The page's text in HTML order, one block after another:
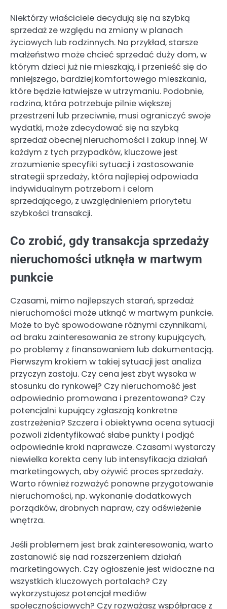
Niektórzy właściciele decydują się na szybką
sprzedaż ze względu na zmiany w planach
życiowych lub rodzinnych. Na przykład, starsze
małżeństwo może chcieć sprzedać duży dom, w
którym dzieci już nie mieszkają, i przenieść się do
mniejszego, bardziej komfortowego mieszkania,
które będzie łatwiejsze w utrzymaniu. Podobnie,
rodzina, która potrzebuje pilnie większej
przestrzeni lub przeciwnie, musi ograniczyć swoje
wydatki, może zdecydować się na szybką
sprzedaż obecnej nieruchomości i zakup innej. W
każdym z tych przypadków, kluczowe jest
zrozumienie specyfiki sytuacji i zastosowanie
strategii sprzedaży, która najlepiej odpowiada
indywidualnym potrzebom i celom
sprzedającego, z uwzględnieniem priorytetu
szybkości transakcji.
Co zrobić, gdy transakcja sprzedaży
nieruchomości utknęła w martwym
punkcie
Czasami, mimo najlepszych starań, sprzedaż
nieruchomości może utknąć w martwym punkcie.
Może to być spowodowane różnymi czynnikami,
od braku zainteresowania ze strony kupujących,
po problemy z finansowaniem lub dokumentacją.
Pierwszym krokiem w takiej sytuacji jest analiza
przyczyn zastoju. Czy cena jest zbyt wysoka w
stosunku do rynkowej? Czy nieruchomość jest
odpowiednio promowana i prezentowana? Czy
potencjalni kupujący zgłaszają konkretne
zastrzeżenia? Szczera i obiektywna ocena sytuacji
pozwoli zidentyfikować słabe punkty i podjąć
odpowiednie kroki naprawcze. Czasami wystarczy
niewielka korekta ceny lub intensyfikacja działań
marketingowych, aby ożywić proces sprzedaży.
Warto również rozważyć ponowne przygotowanie
nieruchomości, np. wykonanie dodatkowych
porządków, drobnych napraw, czy odświeżenie
wnętrza.
Jeśli problemem jest brak zainteresowania, warto
zastanowić się nad rozszerzeniem działań
marketingowych. Czy ogłoszenie jest widoczne na
wszystkich kluczowych portalach? Czy
wykorzystujesz potencjał mediów
społecznościowych? Czy rozważasz współpracę z